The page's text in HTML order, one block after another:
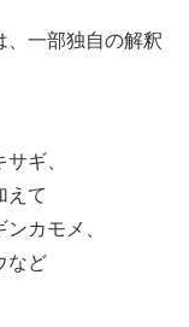
、一部独自の解釈
ギ、
えて
カモメ、
など